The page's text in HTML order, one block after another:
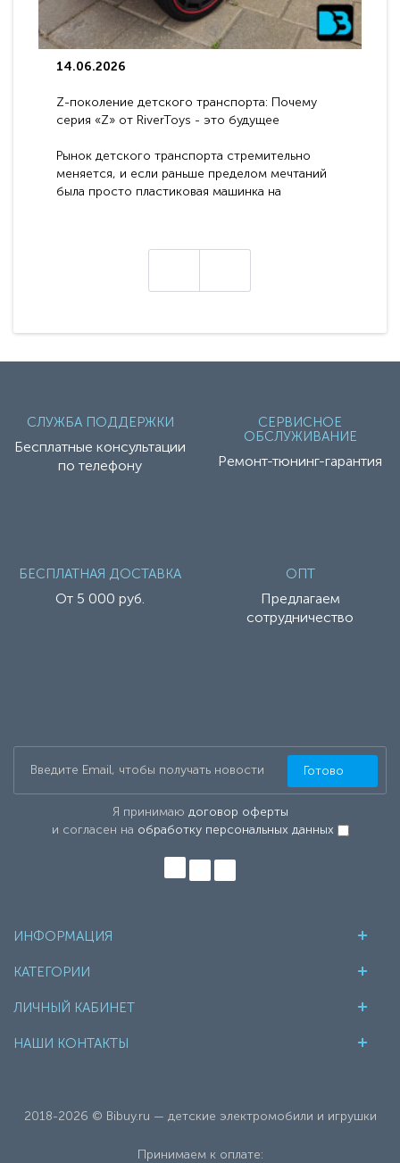
14.06.2026
Z-поколение детского транспорта: Почему
серия «Z» от RiverToys - это будущее
Рынок детского транспорта стремительно
меняется, и если раньше пределом мечтаний
была просто пластиковая машинка на
СЛУЖБА ПОДДЕРЖКИ
Бесплатные консультации
по телефону
СЕРВИСНОЕ
ОБСЛУЖИВАНИЕ
Ремонт-тюнинг-гарантия
БЕСПЛАТНАЯ ДОСТАВКА
От 5 000 руб.
ОПТ
Предлагаем
сотрудничество
Я принимаю договор оферты
и согласен на обработку персональных данных
Готово
ИНФОРМАЦИЯ
КАТЕГОРИИ
ЛИЧНЫЙ КАБИНЕТ
НАШИ КОНТАКТЫ
2018-2026 © Bibuy.ru — детские электромобили и игрушки
Принимаем к оплате: